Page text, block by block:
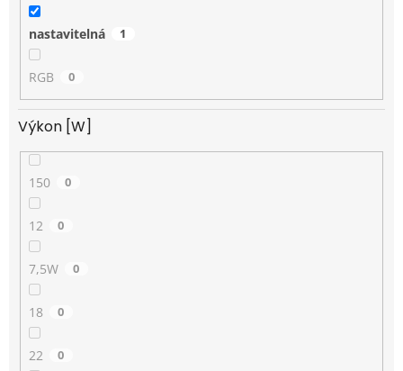
nastavitelná 1
RGB 0
Výkon [W]
150 0
12 0
7,5W 0
18 0
22 0